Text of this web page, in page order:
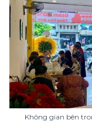
Không gian bên